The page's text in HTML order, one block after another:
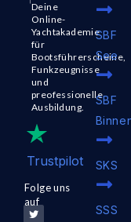
Deine
Online-
Yachtakademie
für
Bootsführerscheine,
Funkzeugnisse
und
preofessionelle
Ausbildung.
Trustpilot
Folge uns
auf
T
w
F
a
Y
o
I
n
V
i
SBF
See
SBF
SKS
SSS